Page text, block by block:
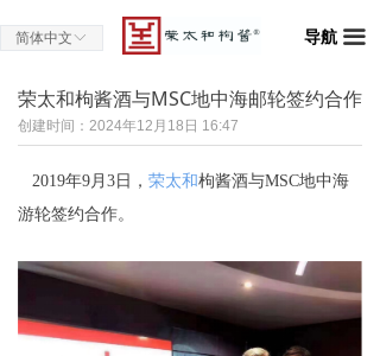
끀
导航
ꀅ
简体中文
荣太和枸酱酒与MSC地中海邮轮签约合作
创建时间： 2024年12月18日 16:47
2019年9月3日， 荣太和枸酱酒与MSC地中海
游轮签约合作。